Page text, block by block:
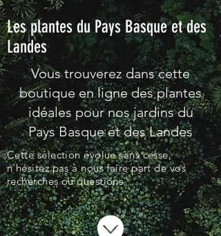
Les plantes du Pays Basque et des
Landes
Vous trouverez dans cette
boutique en ligne des plantes
idéales pour nos jardins du
Pays Basque et des Landes
Cette sélection évolue sans cesse,
n'hésitez pas à nous faire part de vos
recherches ou questions